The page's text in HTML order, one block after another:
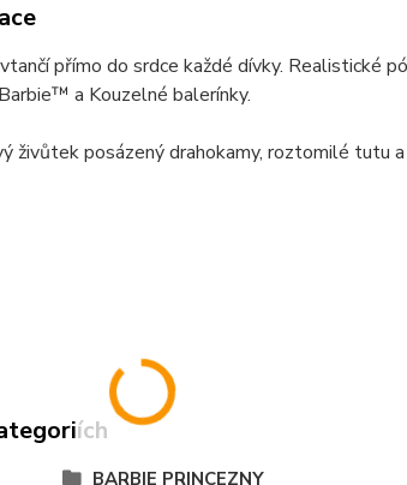
přímo do srdce každé dívky. Realistické
a Kouzelné balerínky.
živůtek posázený drahokamy, roztomilé tutu
BARBIE PRINCEZNY